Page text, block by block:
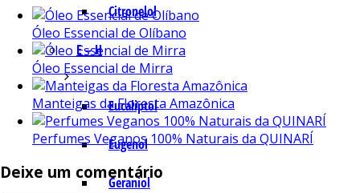
Citronelol
E – H
Eucaliptol
Eugenol
Geraniol
Óleo Essencial de Olíbano
Óleo Essencial de Mirra
Manteigas da Floresta Amazônica
Perfumes Veganos 100% Naturais da QUINARÍ
Deixe um comentário